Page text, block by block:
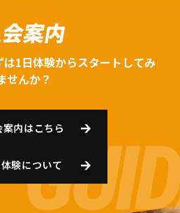
案内
1日体験からスタートしてみ
せんか？
案内はこちら
験について